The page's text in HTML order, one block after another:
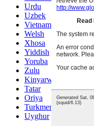
Urdu
Uzbek
Vietnamese
Welsh
Xhosa
Yiddish
Yoruba
Zulu
Kinyarwanda
Tatar
Oriya
Turkmen
Uyghur